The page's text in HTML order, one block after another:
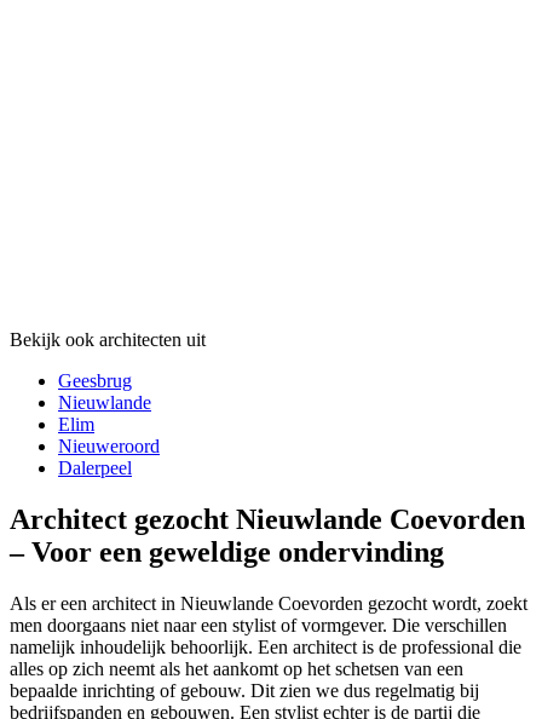
Bekijk ook architecten uit
Geesbrug
Nieuwlande
Elim
Nieuweroord
Dalerpeel
Architect gezocht Nieuwlande Coevorden
– Voor een geweldige ondervinding
Als er een architect in Nieuwlande Coevorden gezocht wordt, zoekt
men doorgaans niet naar een stylist of vormgever. Die verschillen
namelijk inhoudelijk behoorlijk. Een architect is de professional die
alles op zich neemt als het aankomt op het schetsen van een
bepaalde inrichting of gebouw. Dit zien we dus regelmatig bij
bedrijfspanden en gebouwen. Een stylist echter is de partij die